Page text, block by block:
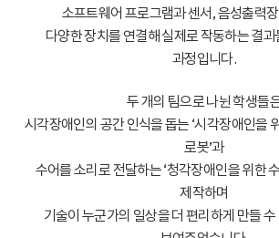
소프트웨어 프로그램과 센서, 음성출력
다양한 장치를 연결해 실제로 작동하는 결
과정입니다.
두 개의 팀으로 나뉜 학생들
시각장애인의 공간 인식을 돕는 ‘시각장애인을
로봇’과
수어를 소리로 전달하는 ‘청각장애인을 위한
제작하며
기술이 누군가의 일상을 더 편리하게 만들